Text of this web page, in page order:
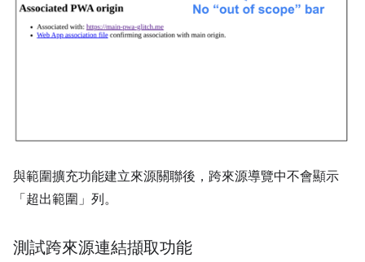
與範圍擴充功能建立來源關聯後，跨來源導覽中不會顯示
「超出範圍」列。
測試跨來源連結擷取功能